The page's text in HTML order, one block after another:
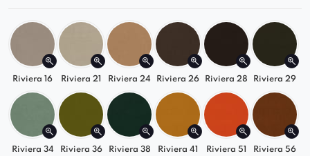
Riviera 16 Riviera 21 Riviera 24 Riviera 26 Riviera 28 Riviera 29
Riviera 34 Riviera 36 Riviera 38 Riviera 41 Riviera 51 Riviera 56